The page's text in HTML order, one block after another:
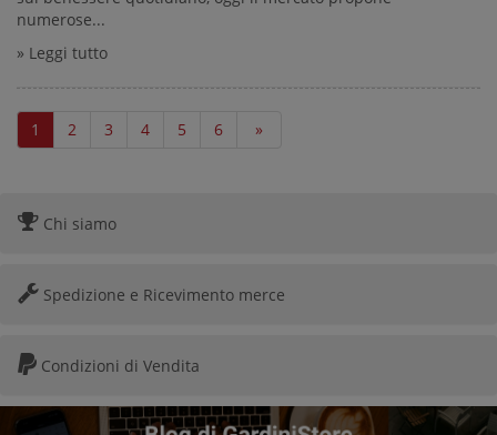
numerose...
» Leggi tutto
1 2 3 4 5 6 »
Chi siamo
Spedizione e Ricevimento merce
Condizioni di Vendita